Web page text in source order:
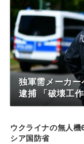
独軍需メーカ
逮捕 「破壊工
ウクライナの無人
シア国防省